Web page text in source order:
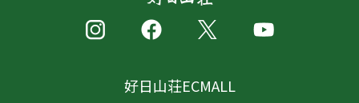
好日山荘ECMALL